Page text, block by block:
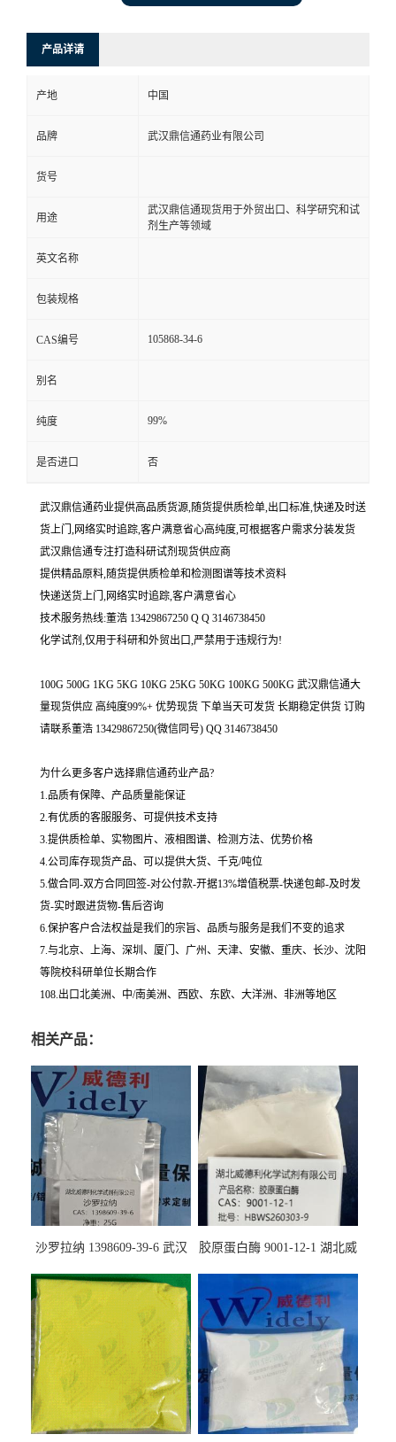
产品详请
产地 中国
品牌 武汉鼎信通药业有限公司
货号
用途
武汉鼎信通现货用于外贸出口、科学研究和试
剂生产等领域
英文名称
包装规格
CAS编号 105868-34-6
别名
纯度 99%
是否进口 否
武汉鼎信通药业提供高品质货源,随货提供质检单,出口标准,快递及时送
货上门,网络实时追踪,客户满意省心高纯度,可根据客户需求分装发货
武汉鼎信通专注打造科研试剂现货供应商
提供精品原料,随货提供质检单和检测图谱等技术资料
快递送货上门,网络实时追踪,客户满意省心
技术服务热线:董浩 13429867250 Q Q 3146738450
化学试剂,仅用于科研和外贸出口,严禁用于违规行为!
100G 500G 1KG 5KG 10KG 25KG 50KG 100KG 500KG 武汉鼎信通大
量现货供应 高纯度99%+ 优势现货 下单当天可发货 长期稳定供货 订购
请联系董浩 13429867250(微信同号) QQ 3146738450
为什么更多客户选择鼎信通药业产品?
1.品质有保障、产品质量能保证
2.有优质的客服服务、可提供技术支持
3.提供质检单、实物图片、液相图谱、检测方法、优势价格
4.公司库存现货产品、可以提供大货、千克/吨位
5.做合同-双方合同回签-对公付款-开据13%增值税票-快递包邮-及时发
货-实时跟进货物-售后咨询
6.保护客户合法权益是我们的宗旨、品质与服务是我们不变的追求
7.与北京、上海、深圳、厦门、广州、天津、安徽、重庆、长沙、沈阳
等院校科研单位长期合作
108.出口北美洲、中/南美洲、西欧、东欧、大洋洲、非洲等地区
相关产品：
沙罗拉纳 1398609-39-6 武汉
胶原蛋白酶 9001-12-1 湖北威